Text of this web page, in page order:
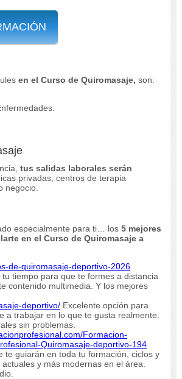
en el Curso de Quiromasaje, son:
tus salidas laborales serán
privadas, centros de terapia
negocio.
especialmente para ti… los 5 mejores
en el Curso de Quiromasaje a
de-quiromasaje-deportivo-2026
tiempo para que te formes a distancia
contenido multimedia. Y los mejores
deportivo/ Excelente opción para
trabajar en lo que te gusta realmente.
sin problemas.
Formacion-
Quiromasaje-deportivo-194
te guiarán en toda tu formación, ciclos y
y más modernas en el área.